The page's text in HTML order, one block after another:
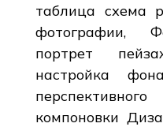
таблица схема
фотографии,
портрет
настройка
компоновки